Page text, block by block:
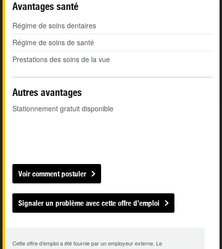
Avantages santé
Régime de soins dentaires
Régime de soins de santé
Prestations des soins de la vue
Autres avantages
Stationnement gratuit disponible
Voir comment postuler
Signaler un problème avec cette offre d’emploi
Cette offre d’emploi a été fournie par un employeur externe. Le